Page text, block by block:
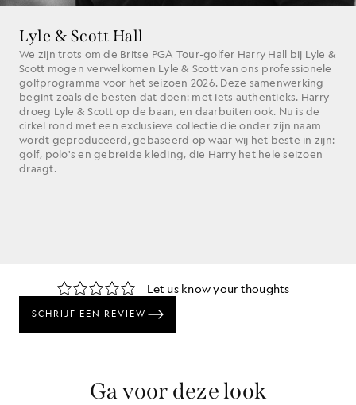
Lyle & Scott Hall
We zijn trots om de Britse PGA Tour-golfer Harry Hall bij Lyle &
Scott mogen verwelkomen Lyle & Scott van ons professionele
golfprogramma voor het seizoen 2026. Deze samenwerking
begint zoals de besten dat doen: met iets authentieks. Harry
droeg Lyle & Scott op de baan, en daarbuiten ook. Nu is de
cirkel rond met een exclusieve collectie die onder zijn naam
wordt geproduceerd, gebaseerd op waar wij het beste in zijn:
golf, polo's en gebreide kleding, die Harry het hele seizoen
draagt.
Ga voor deze look